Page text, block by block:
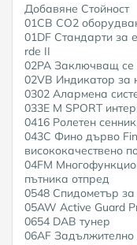
Добавяне Стойност
01CB CO2
01DF Стандарти за
rde II
02PA Заключващ се
02VB Индикатор за
0302 Алармена
033E M SPORT
0416 Ролетен
043C Фино дърво
висококачествено
04FM
пътника отпред
0548 Спидометър
05AW Active Guard
0654 DAB тунер
06AF